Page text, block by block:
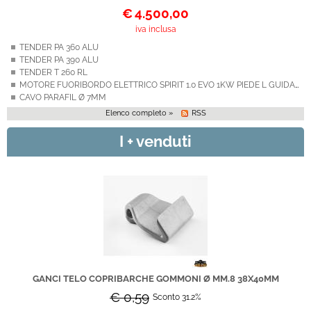
€4.500,00
iva inclusa
TENDER PA 360 ALU
TENDER PA 390 ALU
TENDER T 260 RL
MOTORE FUORIBORDO ELETTRICO SPIRIT 1.0 EVO 1KW PIEDE L GUIDA A BARRA
CAVO PARAFIL Ø 7MM
Elenco completo » RSS
I + venduti
GANCI TELO COPRIBARCHE GOMMONI Ø MM.8 38X40MM
€ 0,59 Sconto 31.2%